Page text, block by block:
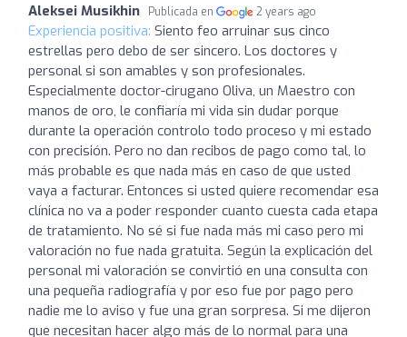
Aleksei Musikhin Publicada en 2 years ago
Experiencia positiva: Siento feo arruinar sus cinco
estrellas pero debo de ser sincero. Los doctores y
personal si son amables y son profesionales.
Especialmente doctor-cirugano Oliva, un Maestro con
manos de oro, le confiaría mi vida sin dudar porque
durante la operación controlo todo proceso y mi estado
con precisión. Pero no dan recibos de pago como tal, lo
más probable es que nada más en caso de que usted
vaya a facturar. Entonces si usted quiere recomendar esa
clínica no va a poder responder cuanto cuesta cada etapa
de tratamiento. No sé si fue nada más mi caso pero mi
valoración no fue nada gratuita. Según la explicación del
personal mi valoración se convirtió en una consulta con
una pequeña radiografía y por eso fue por pago pero
nadie me lo aviso y fue una gran sorpresa. Si me dijeron
que necesitan hacer algo más de lo normal para una